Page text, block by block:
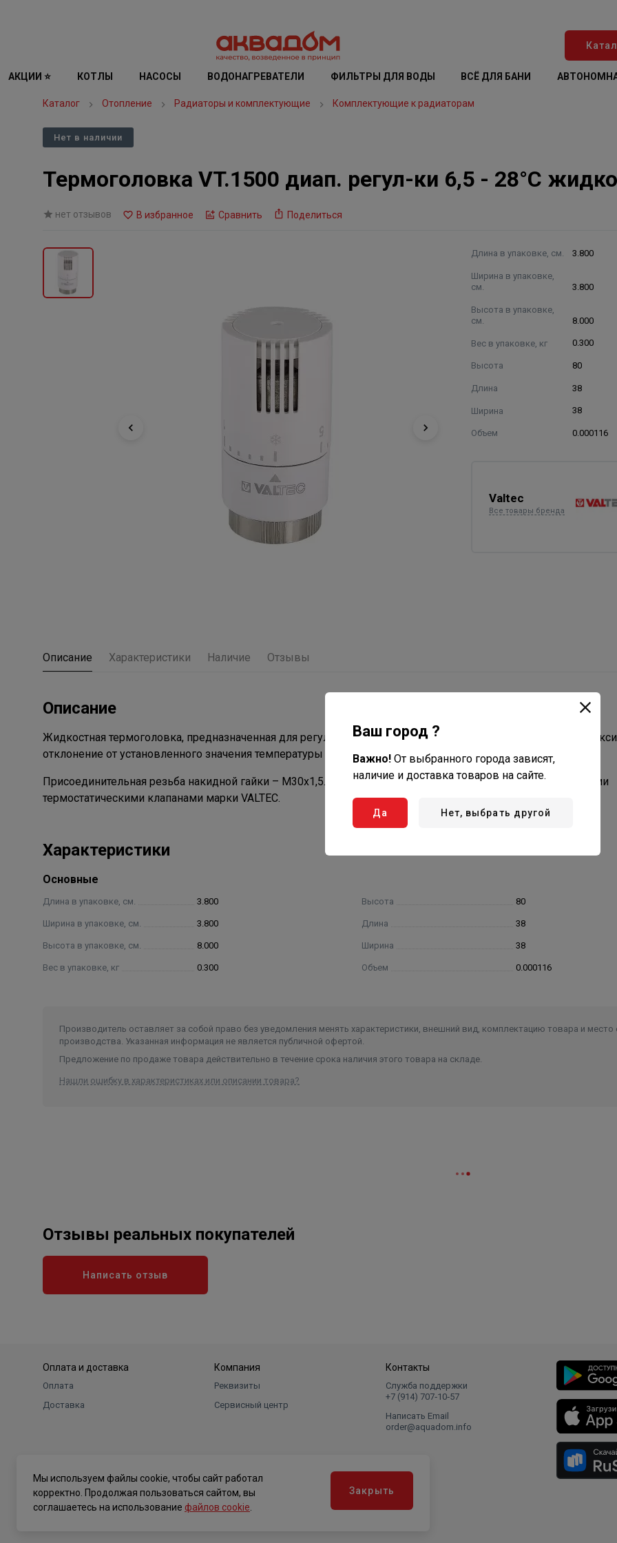
АКЦИИ ⭐ КОТЛЫ НАСОСЫ ВОДОНАГРЕВАТЕЛИ ФИЛЬТРЫ ДЛЯ ВОДЫ ВСЁ ДЛЯ БАНИ
Каталог Отопление Радиаторы и комплектующие Комплектующие к радиаторам
Нет в наличии
Термоголовка VT.1500 диап. регул-ки 6,5 - 28°C
нет отзывов В избранное Сравнить Поделиться
Длина в упаковке, см. 3.800
Ширина в упаковке,
см.
3.800
Высота в упаковке,
см.
8.000
Вес в упаковке, кг 0.300
Высота 80
Длина 38
Ширина 38
Объем 0.000116
Valtec
Все товары бренда
Описание Характеристики Наличие Отзывы
Описание
Жидкостная термоголовка, предназначенная для регулировки температуры в диапазоне от 6,5 до 28 °С,
отклонение от установленного значения температуры 0,5 °С.
Присоединительная резьба накидной гайки – М30х1,5. Головка может использоваться совместно с любыми
термостатическими клапанами марки VALTEC.
Характеристики
Основные
Длина в упаковке, см. 3.800
Ширина в упаковке, см. 3.800
Высота в упаковке, см. 8.000
Вес в упаковке, кг 0.300
Высота 80
Длина 38
Ширина 38
Объем 0.000116
Производитель оставляет за собой право без уведомления менять характеристики, внешний вид, комплектацию товара и место
производства. Указанная информация не является публичной офертой.
Предложение по продаже товара действительно в течение срока наличия этого товара на складе.
Нашли ошибку в характеристиках или описании товара?
Отзывы реальных покупателей
Написать отзыв
Оплата и доставка
Оплата
Доставка
Компания
Реквизиты
Сервисный центр
Контакты
Служба поддержки
+7 (914) 707‑10‑57
Написать Email
order@aquadom.info
Ваш город ?
Важно! От выбранного города зависят,
наличие и доставка товаров на сайте.
Да Нет, выбрать другой
Мы используем файлы cookie, чтобы сайт работал
корректно. Продолжая пользоваться сайтом, вы
соглашаетесь на использование файлов cookie
Закрыть